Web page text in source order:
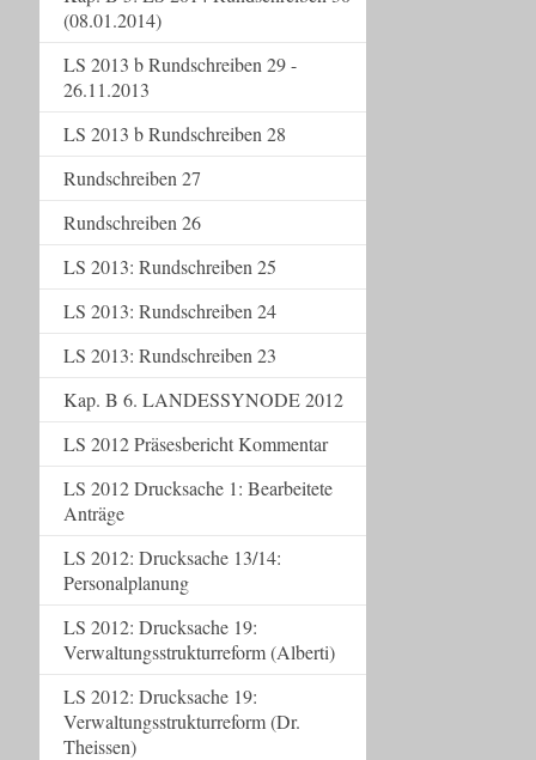
(08.01.2014)
LS 2013 b Rundschreiben 29 -
26.11.2013
LS 2013 b Rundschreiben 28
Rundschreiben 27
Rundschreiben 26
LS 2013: Rundschreiben 25
LS 2013: Rundschreiben 24
LS 2013: Rundschreiben 23
Kap. B 6. LANDESSYNODE 2012
LS 2012 Präsesbericht Kommentar
LS 2012 Drucksache 1: Bearbeitete
Anträge
LS 2012: Drucksache 13/14:
Personalplanung
LS 2012: Drucksache 19:
Verwaltungsstrukturreform (Alberti)
LS 2012: Drucksache 19:
Verwaltungsstrukturreform (Dr.
Theissen)